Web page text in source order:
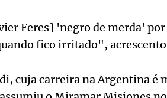
Feres] 'negro de merda'
fico irritado",
cuja carreira na Argentina é